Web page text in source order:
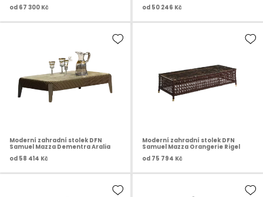
od 67 300 Kč
od 50 246 Kč
Moderní zahradní stolek DFN
Samuel Mazza Dementra Aralia
od 58 414 Kč
Moderní zahradní stolek DFN
Samuel Mazza Orangerie Rigel
od 75 794 Kč